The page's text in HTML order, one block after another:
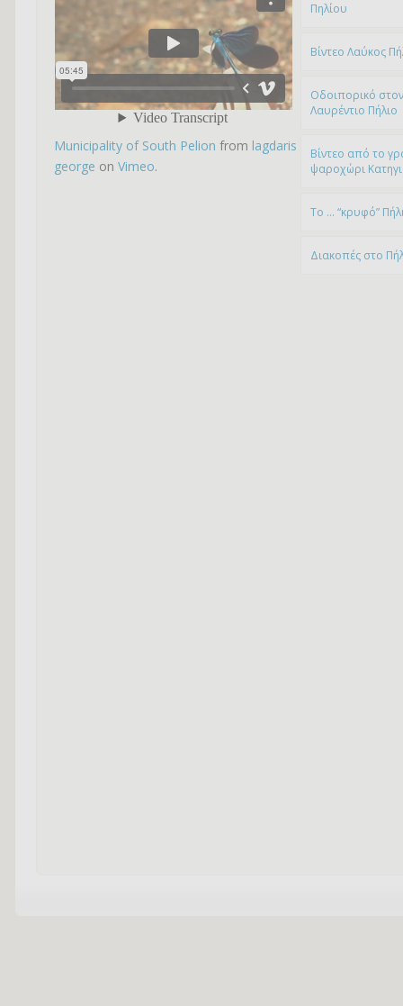
Municipality of South Pelion from lagdaris
george on Vimeo.
Πηλίου
Βίντεο Λαύκος
Οδοιπορικό
Λαυρέντιο Πήλιο
Βίντεο από το
ψαροχώρι
To … “κρυφό”
Διακοπές στο